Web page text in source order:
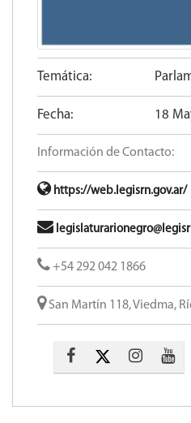
Temática:
Fecha: 18
Información de Contacto:
https://web.legisrn.gov.ar/
+54 292 042 1866
San Martín 118, Viedma,